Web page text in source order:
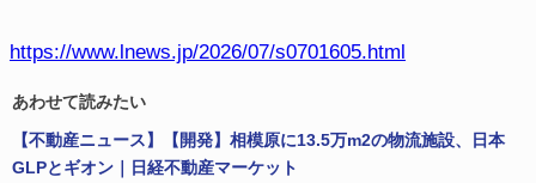
https://www.lnews.jp/2026/07/s0701605.html
あわせて読みたい
【不動産ニュース】【開発】相模原に13.5万m2の物流施設、日本
GLPとギオン｜日経不動産マーケット